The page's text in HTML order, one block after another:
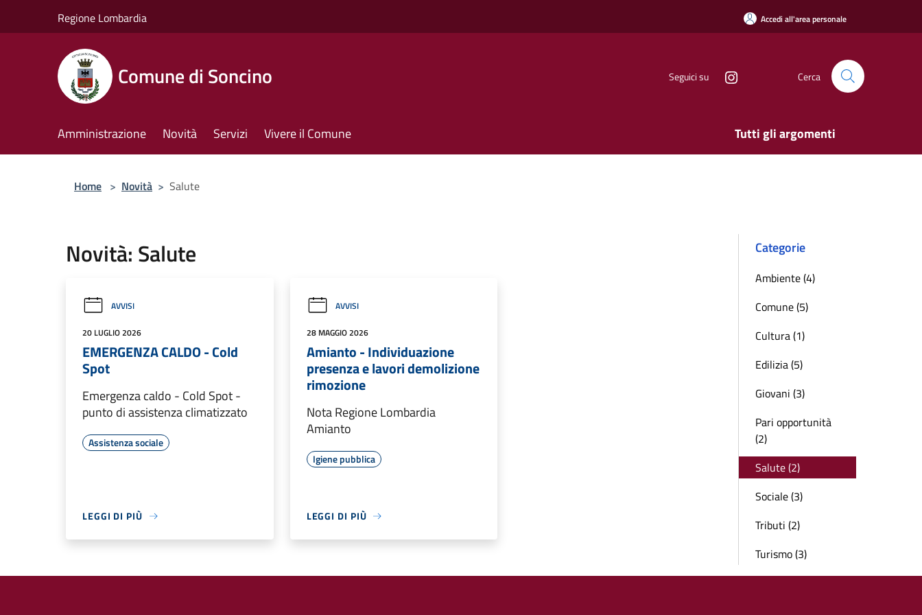
Regione Lombardia Accedi all'area personale
Comune di Soncino Seguici su Cerca
Amministrazione Novità Servizi Vivere il Comune Tutti gli argomenti
Home > Novità > Salute
Novità: Salute
AVVISI
20 LUGLIO 2026
EMERGENZA CALDO - Cold
Spot
Emergenza caldo - Cold Spot -
punto di assistenza climatizzato
Assistenza sociale
LEGGI DI PIÙ
AVVISI
28 MAGGIO 2026
Amianto - Individuazione
presenza e lavori demolizione
rimozione
Nota Regione Lombardia
Amianto
Igiene pubblica
LEGGI DI PIÙ
Categorie
Ambiente (4)
Comune (5)
Cultura (1)
Edilizia (5)
Giovani (3)
Pari opportunità
(2)
Salute (2)
Sociale (3)
Tributi (2)
Turismo (3)